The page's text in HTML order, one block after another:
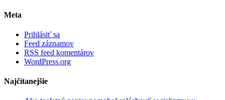
Meta
Prihlásiť sa
Feed záznamov
RSS feed komentárov
WordPress.org
Najčítanejšie